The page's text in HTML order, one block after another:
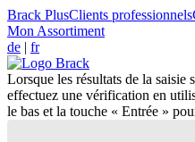
Brack PlusClients professionnels
Mon Assortiment
de | fr
Lorsque les résultats de la saisie
effectuez une vérification en
le bas et la touche « Entrée »